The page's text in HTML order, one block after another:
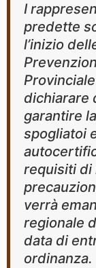
I
predette
l’inizio
dichiarare
garantire
spogliatoi
requisiti di
verrà
regionale
data di
ordinanza.